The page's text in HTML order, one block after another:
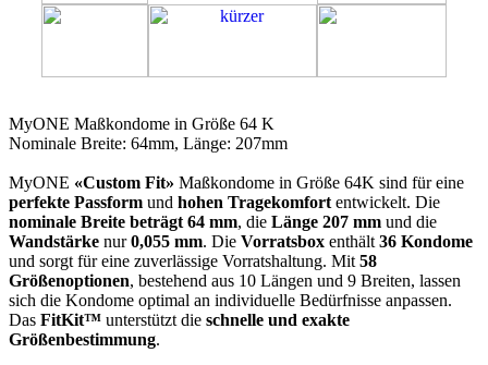
MyONE Maßkondome in Größe 64 K
Nominale Breite: 64mm, Länge: 207mm
MyONE «Custom Fit» Maßkondome in Größe 64K sind für eine
perfekte Passform und hohen Tragekomfort entwickelt. Die
nominale Breite beträgt 64 mm, die Länge 207 mm und die
Wandstärke nur0,055 mm. Die Vorratsbox enthält 36 Kondome
und sorgt für eine zuverlässige Vorratshaltung. Mit 58
Größenoptionen, bestehend aus 10 Längen und 9 Breiten, lassen
sich die Kondome optimal an individuelle Bedürfnisse anpassen.
Das FitKit™ unterstützt die schnelle und exakte
Größenbestimmung.